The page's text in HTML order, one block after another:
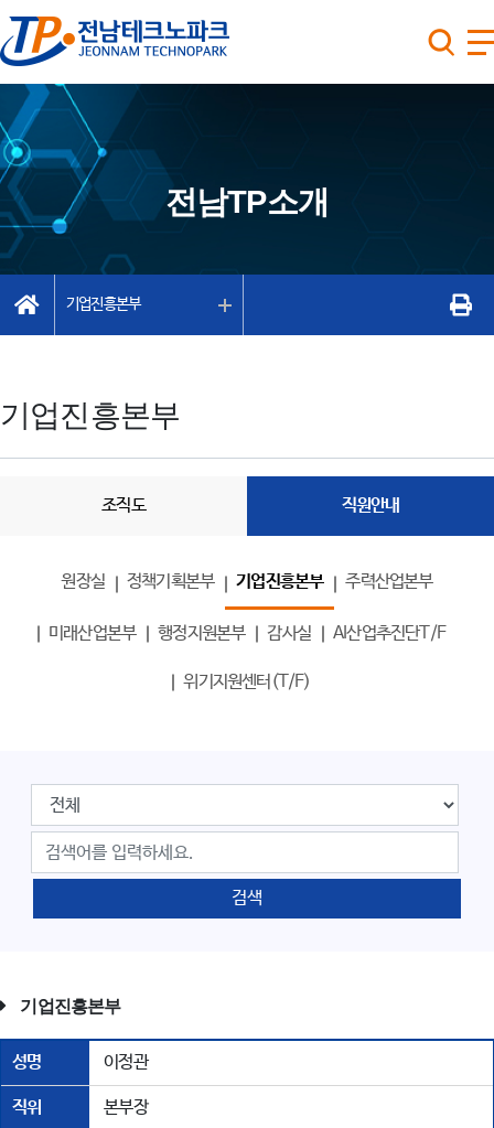
전남TP소개
기업진흥본부
기업진흥본부
조직도 직원안내
원장실 정책기획본부 기업진흥본부 주력산업본부
미래산업본부 행정지원본부 감사실 AI산업추진단T/F
위기지원센터(T/F)
검색
기업진흥본부
성명 이정관
직위 본부장